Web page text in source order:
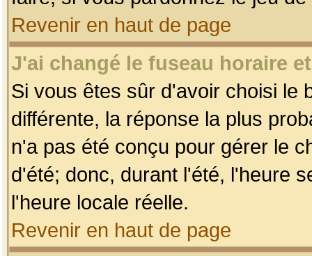
Revenir en haut de page
J'ai changé le fuseau horaire
Si vous êtes sûr d'avoir choisi le
différente, la réponse la plus
n'a pas été conçu pour gérer le
d'été; donc, durant l'été, l'heure
l'heure locale réelle.
Revenir en haut de page